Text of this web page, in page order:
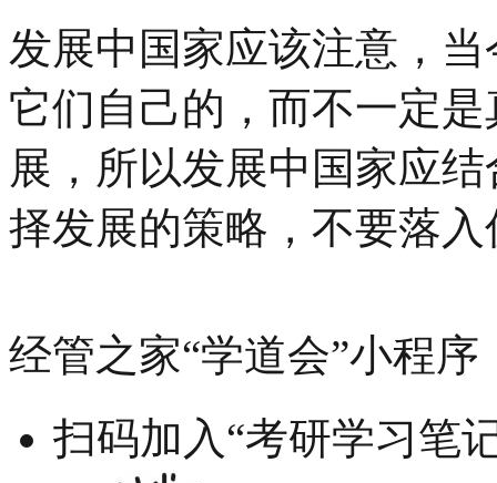
发展中国家应该注意，
它们自己的，而不一定
展，所以发展中国家应
择发展的策略，不要落
经管之家“学道会”小程序
扫码加入“考研学习笔